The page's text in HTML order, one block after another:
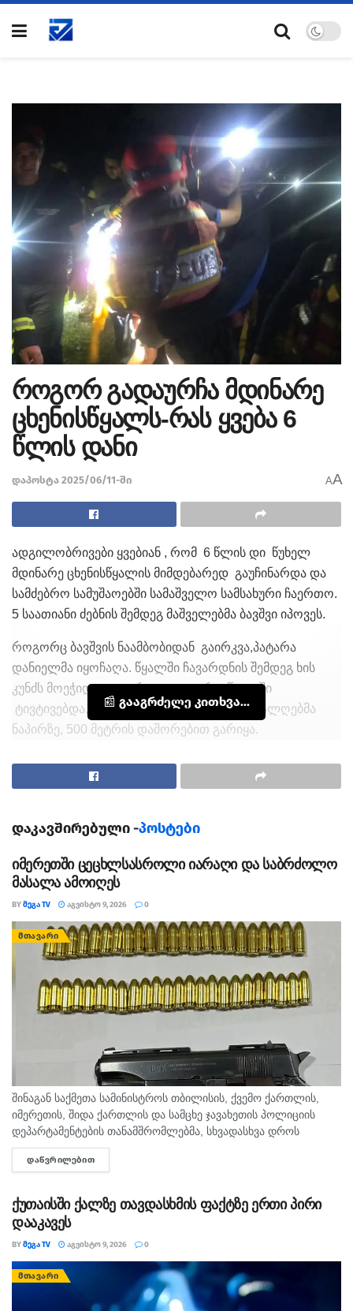
როგორ გადაურჩა მდინარე
ცხენისწყალს-რას ყვება 6
წლის დანი
დაპოსტა 2025/06/11-ში AA
ადგილობრივები ყვებიან , რომ 6 წლის დი წუხელ
მდინარე ცხენისწყალის მიმდებარედ გაუჩინარდა და
სამძებრო სამუშაოებში სამაშველო სამსახური ჩაერთო.
5 საათიანი ძებნის შემდეგ მაშველებმა ბავშვი იპოვეს.
როგორც ბავშვის ნაამბობიდან გაირკვა,პატარა
დანიელმა იყოჩაღა. წყალში ჩავარდნის შემდეგ ხის
კუნძს მოეჭიდა და გარკვეული დრო წყალში
ტივტივებდა, მოგვიანებით კი, მდინარის ტალღებმა
ნაპირზე, 500 მეტრის დაშორებით გარიყა.
ადგილობრივების თქმით, მათ ძალიან გაუმართლა,
რადგან ცხენისწყალი მშვიდი იყო და ბავშვი ძლიემა
📰 გააგრძელე კითხვა...
დაკავშირებული -პოსტები
იმერეთში ცეცხლსასროლი იარაღი და საბრძოლო
მასალა ამოიღეს
BYᲛᲔᲒᲐ TV ᲐᲒᲕᲘᲡᲢᲝ 9, 2026 0
ᲛᲗᲐᲕᲐᲠᲘ
შინაგან საქმეთა სამინისტროს თბილისის, ქვემო ქართლის,
იმერეთის, შიდა ქართლის და სამცხე ჯავახეთის პოლიციის
დეპარტამენტების თანამშრომლებმა, სხვადასხვა დროს
ჩატარებული საპოლიციო პრევენციული ღონისძიებების
შედეგად, ცეცხლსასროლი იარაღისა და საბრძოლო მასალის
ᲓᲐᲬᲕᲠᲘᲚᲔᲑᲘᲗ
ქუთაისში ქალზე თავდასხმის ფაქტზე ერთი პირი
დააკავეს
BYᲛᲔᲒᲐ TV ᲐᲒᲕᲘᲡᲢᲝ 9, 2026 0
ᲛᲗᲐᲕᲐᲠᲘ